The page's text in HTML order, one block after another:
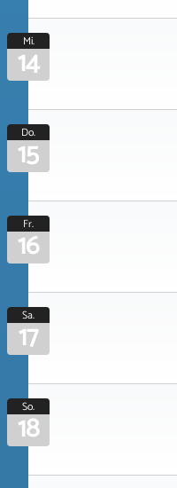
Mi.
14
Do.
15
Fr.
16
Sa.
17
So.
18